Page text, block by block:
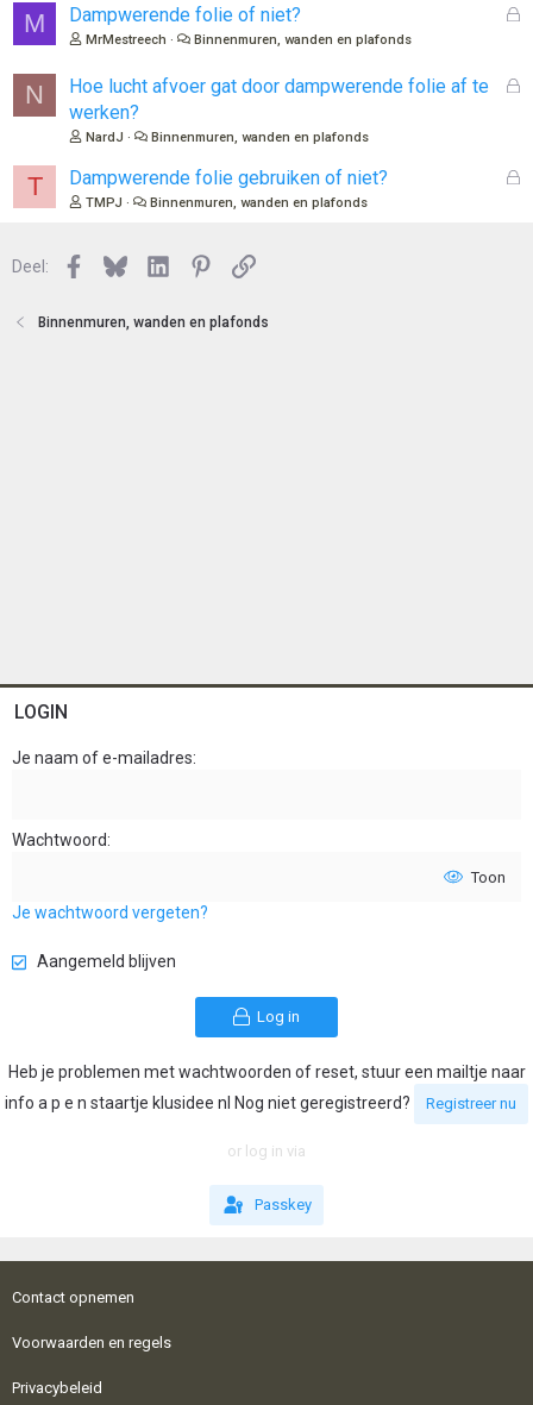
o
M
G
Dampwerende folie of niet?
MrMestreech Binnenmuren, wanden en plafonds
N
G
o
Hoe lucht afvoer gat door dampwerende folie af te
werken?
NardJ Binnenmuren, wanden en plafonds
T
G
Dampwerende folie gebruiken of niet?
TMPJ Binnenmuren, wanden en plafonds
Deel: Facebook
BlueskyLinkedInPinterest
Link
Binnenmuren, wanden en plafonds
LOGIN
Je naam of e-mailadres
Wachtwoord
Toon
Je wachtwoord vergeten?
Aangemeld blijven
Log in
Heb je problemen met wachtwoorden of reset, stuur een mailtje naar
info a p e n staartje klusidee nl Nog niet geregistreerd?
Registreer nu
or log in via
Passkey
Contact opnemen
Voorwaarden en regels
Privacybeleid